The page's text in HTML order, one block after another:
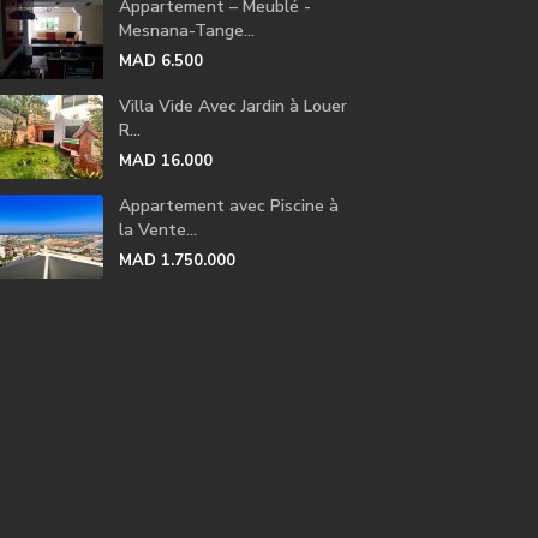
Appartement – Meublé -
Mesnana-Tange...
MAD 6.500
Villa Vide Avec Jardin à Louer
R...
MAD 16.000
Appartement avec Piscine à
la Vente...
MAD 1.750.000